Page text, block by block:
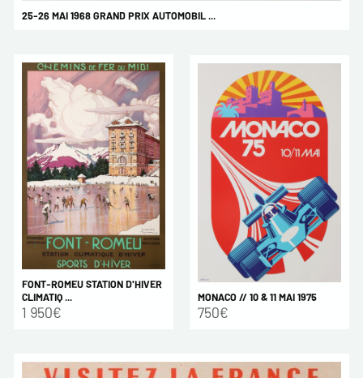
25-26 MAI 1968 GRAND PRIX AUTOMOBIL ...
FONT-ROMEU STATION D'HIVER
CLIMATIQ ...
1 950€
MONACO // 10 & 11 MAI 1975
750€